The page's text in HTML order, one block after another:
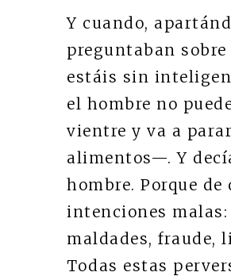
Y cuando,
preguntaban
estáis sin
el hombre no
vientre y va a
alimentos—. Y
hombre. Porque
intenciones
maldades, fraude,
Todas estas